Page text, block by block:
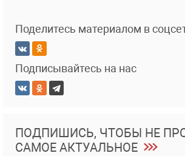
Поделитесь материалом в
Подписывайтесь на нас
ПОДПИШИСЬ, ЧТОБЫ НЕ
САМОЕ АКТУАЛЬНОЕ